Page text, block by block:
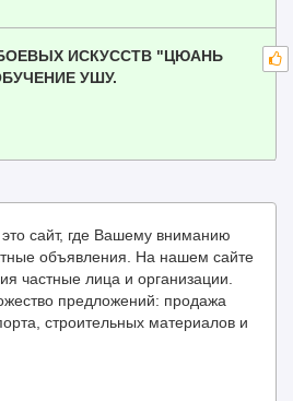
ИСКУССТВ "ЦЮАНЬ
УШУ.
сайт, где Вашему вниманию
объявления. На нашем сайте
частные лица и организации.
предложений: продажа
строительных материалов и